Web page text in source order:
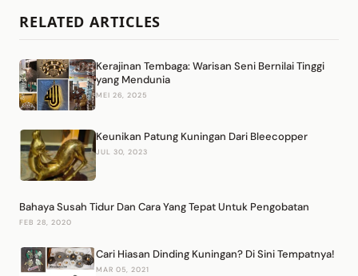
RELATED ARTICLES
Kerajinan Tembaga: Warisan Seni Bernilai Tinggi
yang Mendunia
MEI 26, 2025
Keunikan Patung Kuningan Dari Bleecopper
JUL 30, 2023
Bahaya Susah Tidur Dan Cara Yang Tepat Untuk Pengobatan
FEB 28, 2020
Cari Hiasan Dinding Kuningan? Di Sini Tempatnya!
MAR 05, 2021